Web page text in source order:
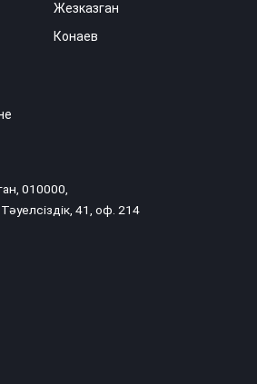
Жезказган
Конаев
010000,
41, оф. 214